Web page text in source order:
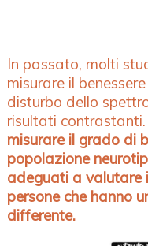
In passato, molti
misurare il
disturbo dello
risultati contrastanti.
misurare il grado di
popolazione
adeguati a valutare
persone che hanno
differente.